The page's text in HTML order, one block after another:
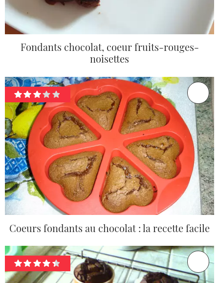
Fondants chocolat, coeur fruits-rouges-
noisettes
Coeurs fondants au chocolat : la recette facile